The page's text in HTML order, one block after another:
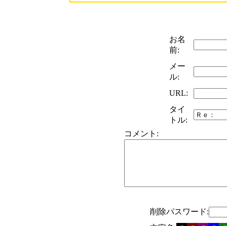
お名
前:
メー
ル:
URL:
タイ
トル:
コメント:
削除パスワード: